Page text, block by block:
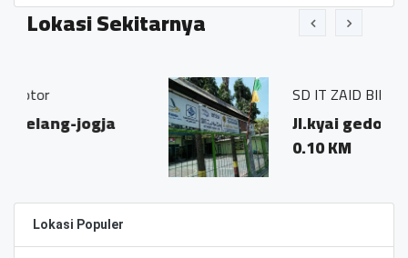
Lokasi Sekitarnya
SD IT ZAID BIN TSABIT BLONDO
Jl.kyai gedong 1 blondo
0.10 KM
Lokasi Populer